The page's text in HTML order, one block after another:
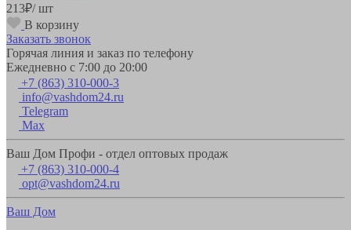
213₽/ шт
В корзину
Заказать звонок
Горячая линия и заказ по телефону
Ежедневно с 7:00 до 20:00
+7 (863) 310-000-3
info@vashdom24.ru
Telegram
Max
Ваш Дом Профи - отдел оптовых продаж
+7 (863) 310-000-4
opt@vashdom24.ru
Ваш Дом